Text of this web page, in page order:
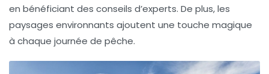
en bénéficiant des conseils d’experts. De plus, les
paysages environnants ajoutent une touche magique
à chaque journée de pêche.